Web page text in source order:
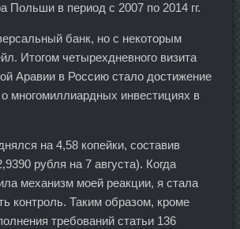
Польши в период с 2007 по 2014 гг.
банк, но с некоторым
Итогом четырехдневного визита
Аравии в Россию стало достижение
о многомиллиардных инвестициях в
на 4,58 копейки, составив
рубля на 7 августа). Когда
механизм моей реакции, я стала
контроль. Таким образом, кроме
требований статьи 136